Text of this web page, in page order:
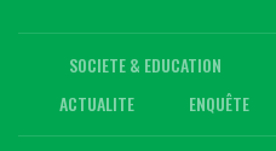
SOCIETE & EDUCATION
ACTUALITE
ENQUÊTE